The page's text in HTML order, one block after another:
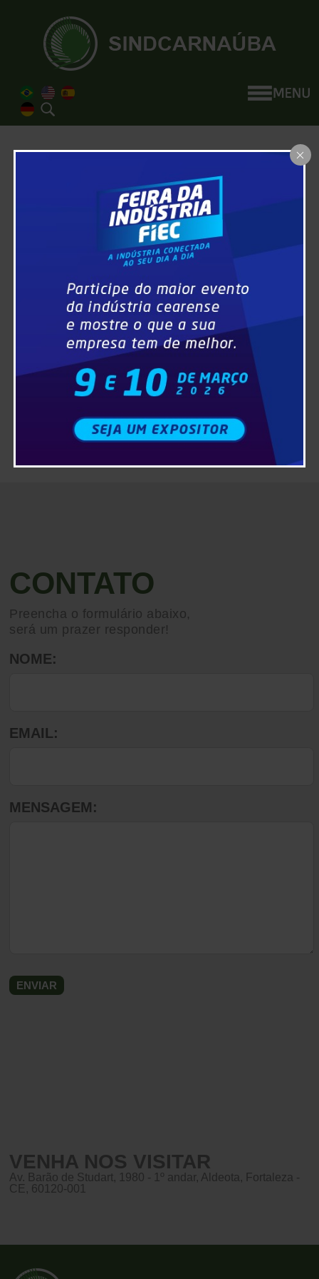
CONTATO
Preencha o formulário abaixo,
será um prazer responder!
NOME:
EMAIL:
MENSAGEM:
VENHA NOS VISITAR
Av. Barão de Studart, 1980 - 1º andar, Aldeota, Fortaleza -
CE, 60120-001